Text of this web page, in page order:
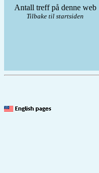
Antall treff på denne web
Tilbake til startsiden